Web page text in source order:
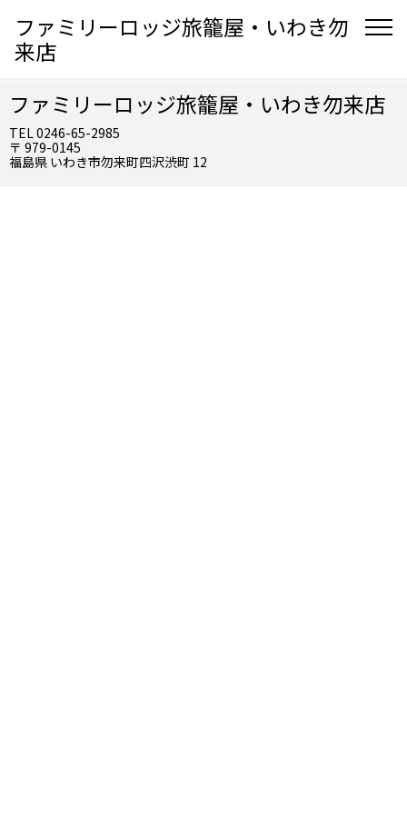
ファミリーロッジ旅籠屋・いわき勿
来店
ファミリーロッジ旅籠屋・いわき勿来店
TEL 0246-65-2985
〒 979-0145
福島県 いわき市勿来町四沢渋町 12